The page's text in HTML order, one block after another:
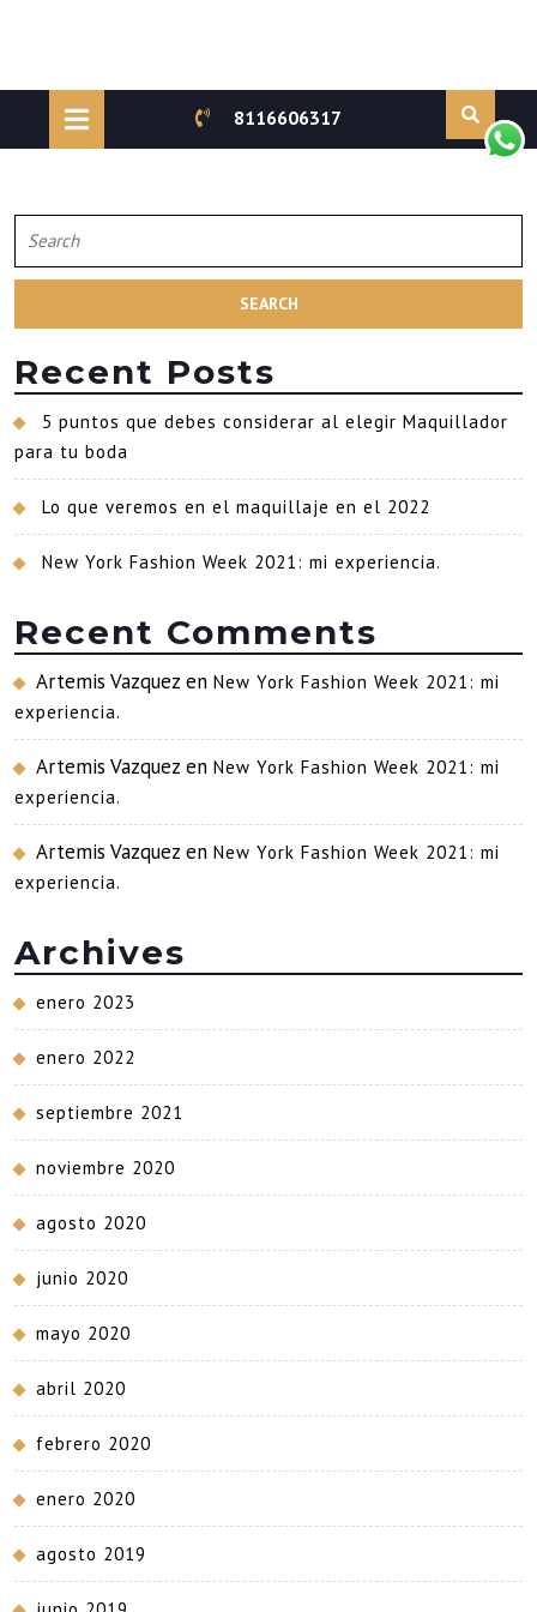
to
8116606317
for:
Recent Posts
5 puntos que debes considerar al elegir Maquillador
para tu boda
Lo que veremos en el maquillaje en el 2022
New York Fashion Week 2021: mi experiencia.
Recent Comments
Artemis Vazquez en New York Fashion Week 2021: mi
experiencia.
Artemis Vazquez en New York Fashion Week 2021: mi
experiencia.
Artemis Vazquez en New York Fashion Week 2021: mi
experiencia.
Archives
enero 2023
enero 2022
septiembre 2021
noviembre 2020
agosto 2020
junio 2020
mayo 2020
abril 2020
febrero 2020
enero 2020
agosto 2019